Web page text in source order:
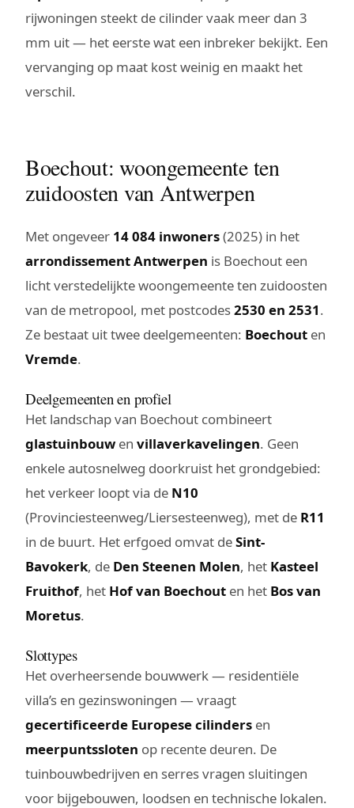
rijwoningen steekt de cilinder vaak meer dan 3
mm uit — het eerste wat een inbreker bekijkt. Een
vervanging op maat kost weinig en maakt het
verschil.
Boechout: woongemeente ten
zuidoosten van Antwerpen
Met ongeveer 14 084 inwoners(2025) in het
arrondissement Antwerpen is Boechout een
licht verstedelijkte woongemeente ten zuidoosten
van de metropool, met postcodes2530 en 2531.
Ze bestaat uit twee deelgemeenten: Boechout en
Vremde.
Deelgemeenten en profiel
Het landschap van Boechout combineert
glastuinbouw en villaverkavelingen. Geen
enkele autosnelweg doorkruist het grondgebied:
het verkeer loopt via de N10
(Provinciesteenweg/Liersesteenweg), met de R11
in de buurt. Het erfgoed omvat deSint-
Bavokerk, de Den Steenen Molen, het Kasteel
Fruithof, het Hof van Boechout en het Bos van
Moretus.
Slottypes
Het overheersende bouwwerk — residentiële
villa’s en gezinswoningen — vraagt
gecertificeerde Europese cilinders en
meerpuntssloten op recente deuren. De
tuinbouwbedrijven en serres vragen sluitingen
voor bijgebouwen, loodsen en technische lokalen.